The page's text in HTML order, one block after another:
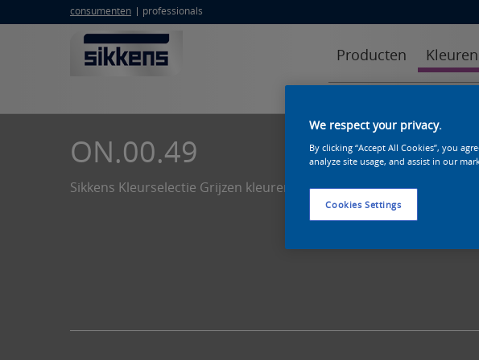
consumenten professionals
Producten Kleuren
ON.00.49
Sikkens Kleurselectie Grijzen kleuren
We respect your privacy.
By clicking “Accept All Cookies”, you
analyze site usage, and assist in our
Cookies Settings